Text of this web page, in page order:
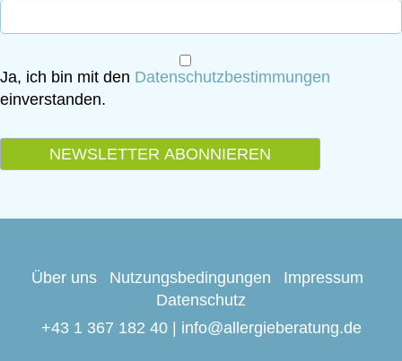
Ja, ich bin mit den Datenschutzbestimmungen
einverstanden.
Über uns Nutzungsbedingungen
Impressum
Datenschutz
Kontakt:
+43 1 367 182 40| info@allergieberatung.de